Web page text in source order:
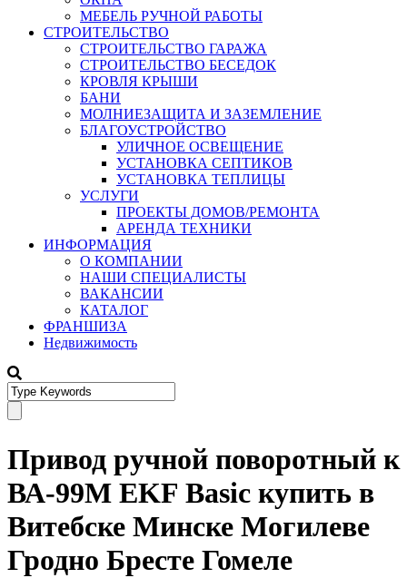
МЕБЕЛЬ РУЧНОЙ РАБОТЫ
СТРОИТЕЛЬСТВО
СТРОИТЕЛЬСТВО ГАРАЖА
СТРОИТЕЛЬСТВО БЕСЕДОК
КРОВЛЯ КРЫШИ
БАНИ
МОЛНИЕЗАЩИТА И ЗАЗЕМЛЕНИЕ
БЛАГОУСТРОЙСТВО
УЛИЧНОЕ ОСВЕЩЕНИЕ
УСТАНОВКА СЕПТИКОВ
УСТАНОВКА ТЕПЛИЦЫ
УСЛУГИ
ПРОЕКТЫ ДОМОВ/РЕМОНТА
АРЕНДА ТЕХНИКИ
ИНФОРМАЦИЯ
О КОМПАНИИ
НАШИ СПЕЦИАЛИСТЫ
ВАКАНСИИ
КАТАЛОГ
ФРАНШИЗА
Недвижимость
Привод ручной поворотный к
ВА-99М EKF Basic купить в
Витебске Минске Могилеве
Гродно Бресте Гомеле